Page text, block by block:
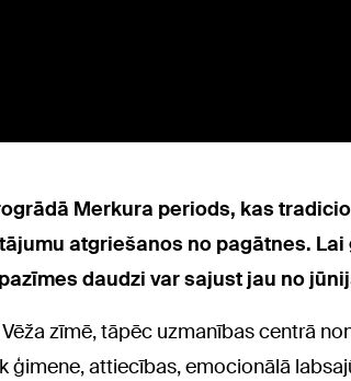
Merkura periods, kas
atgriešanos no pagātnes.
daudzi var sajust jau no
zīmē, tāpēc uzmanības centrā
ģimene, attiecības, emocionālā